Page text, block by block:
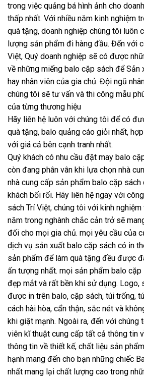
trong việc quảng bá hình ảnh cho
thấp nhất. Với nhiều năm kinh nghiệm
quà tặng, doanh nghiệp chúng tôi luôn
lượng sản phẩm đi hàng đầu. Đến với
Việt, Quý doanh nghiệp sẽ có được
về những miếng balo cặp sách để Sản
hay nhân viên của gia chủ. Đội ngũ
chúng tôi sẽ tư vấn và thi công mẫu
của từng thương hiệu
Hãy liên hệ luôn với chúng tôi để có
quà tặng, balo quảng cáo giỏi nhất,
với giá cả bên cạnh tranh nhất.
Quý khách có nhu cầu đặt may balo
còn đang phân vân khi lựa chọn nhà
nhà cung cấp sản phẩm balo cặp sách
khách bối rối. Hãy liên hệ ngay với
sách Trí Việt, chúng tôi với kinh
năm trong nghành chắc cản trở sẽ
đối cho mọi gia chủ. mọi yêu cầu của
dịch vụ sản xuất balo cặp sách có in
sản phẩm để làm quà tặng đều được
ấn tượng nhất. mọi sản phẩm balo
đẹp mắt và rất bền khi sử dụng. Logo,
được in trên balo, cặp sách, túi trống,
cách hài hòa, cẩn thận, sắc nét và
khi giặt mạnh. Ngoài ra, đến với chúng
viên kĩ thuật cung cấp tất cả thông tin
thông tin về thiết kế, chất liệu sản
hạnh mang đến cho bạn những chiếc
nhất mang lại chất lượng cao trong